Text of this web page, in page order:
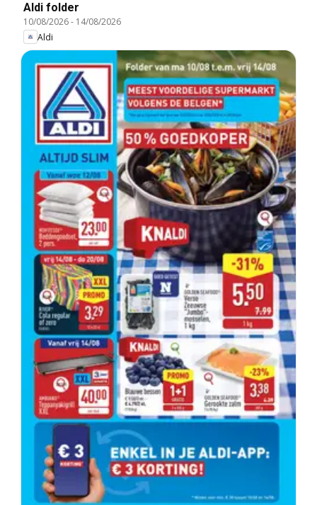
Aldi folder
10/08/2026- 14/08/2026
Aldi